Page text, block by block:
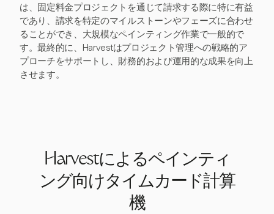
は、固定料金プロジェクトを通じて請求する際に特に有益
であり、請求を特定のマイルストーンやフェーズに合わせ
ることができ、大規模なペインティング作業で一般的で
す。最終的に、Harvestはプロジェクト管理への戦略的ア
プローチをサポートし、財務的および運用的な成果を向上
させます。
Harvestによるペインティ
ング向けタイムカード計算
機